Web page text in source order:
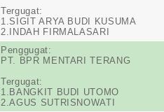
Tergugat:
1.SIGIT ARYA BUDI KUSUMA
2.INDAH FIRMALASARI
Penggugat:
PT. BPR MENTARI TERANG
Tergugat:
1.BANGKIT BUDI UTOMO
2.AGUS SUTRISNOWATI